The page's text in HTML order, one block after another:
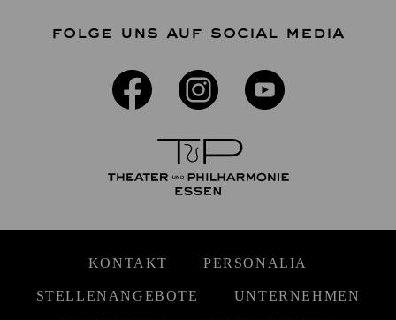
FOLGE UNS AUF SOCIAL MEDIA
KONTAKT PERSONALIA
STELLENANGEBOTE UNTERNEHMEN